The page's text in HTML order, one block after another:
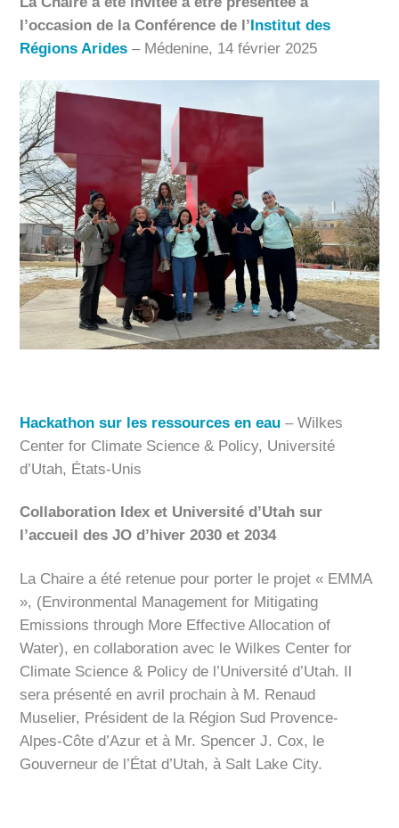
l’occasion de la Conférence de l’Institut des
Régions Arides – Médenine, 14 février 2025
Hackathon sur les ressources en eau – Wilkes
Center for Climate Science & Policy, Université
d’Utah, États-Unis
Collaboration Idex et Université d’Utah sur
l’accueil des JO d’hiver 2030 et 2034
La Chaire a été retenue pour porter le projet « EMMA
», (Environmental Management for Mitigating
Emissions through More Effective Allocation of
Water), en collaboration avec le Wilkes Center for
Climate Science & Policy de l’Université d’Utah. Il
sera présenté en avril prochain à M. Renaud
Muselier, Président de la Région Sud Provence-
Alpes-Côte d’Azur et à Mr. Spencer J. Cox, le
Gouverneur de l’État d’Utah, à Salt Lake City.